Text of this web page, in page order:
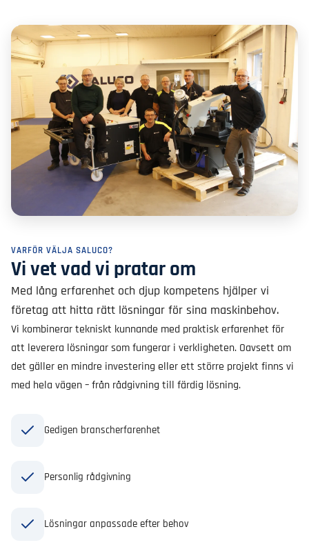
VARFÖR VÄLJA SALUCO?
Vi vet vad vi pratar om
Med lång erfarenhet och djup kompetens hjälper vi
företag att hitta rätt lösningar för sina maskinbehov.
Vi kombinerar tekniskt kunnande med praktisk erfarenhet för
att leverera lösningar som fungerar i verkligheten. Oavsett om
det gäller en mindre investering eller ett större projekt finns vi
med hela vägen – från rådgivning till färdig lösning.
Gedigen branscherfarenhet
Personlig rådgivning
Lösningar anpassade efter behov